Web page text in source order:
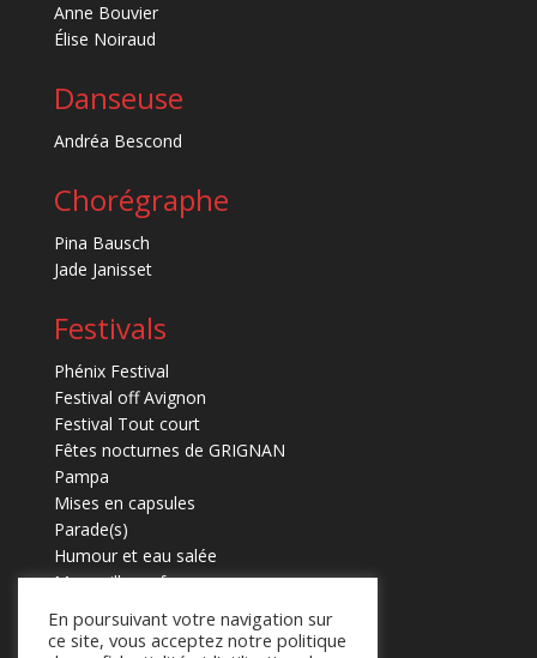
Anne Bouvier
Élise Noiraud
Danseuse
Andréa Bescond
Chorégraphe
Pina Bausch
Jade Janisset
Festivals
Phénix Festival
Festival off Avignon
Festival Tout court
Fêtes nocturnes de GRIGNAN
Pampa
Mises en capsules
Parade(s)
Humour et eau salée
Marmaille en fugues
En poursuivant votre navigation sur
ce site, vous acceptez notre politique